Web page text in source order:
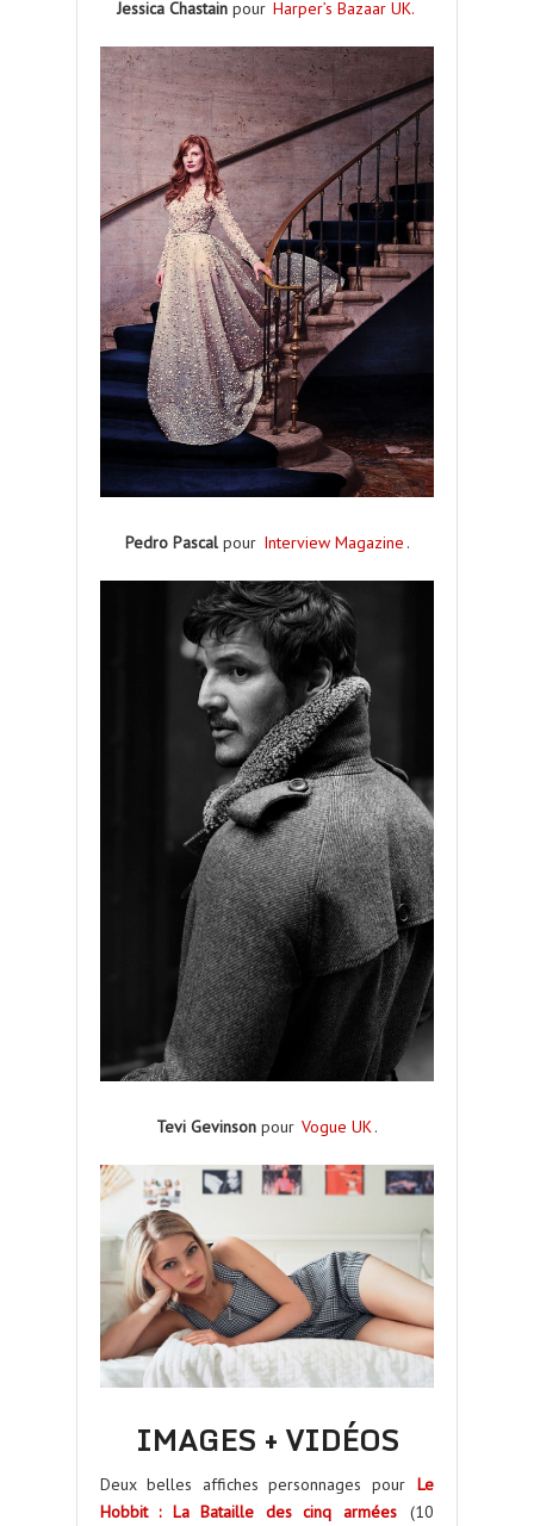
Jessica Chastain pour Harper’s Bazaar UK.
Pedro Pascalpour Interview Magazine .
Tevi Gevinson pour Vogue UK.
IMAGES + VIDÉOS
Deux belles affiches personnages pour Le
Hobbit : La Bataille des cinq armées
(10